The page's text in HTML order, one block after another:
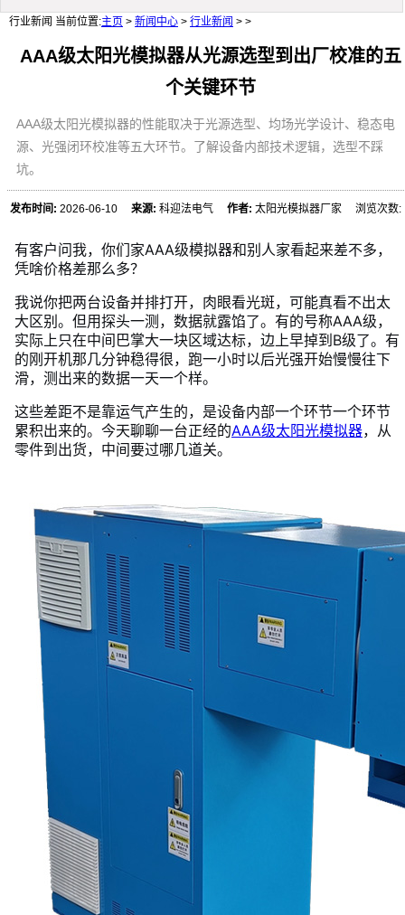
行业新闻 当前位置:主页 > 新闻中心 > 行业新闻 > >
AAA级太阳光模拟器从光源选型到出厂校准的五
个关键环节
AAA级太阳光模拟器的性能取决于光源选型、均场光学设计、稳态电
源、光强闭环校准等五大环节。了解设备内部技术逻辑，选型不踩
坑。
发布时间: 2026-06-10来源: 科迎法电气作者: 太阳光模拟器厂家 浏览次数:
有客户问我，你们家AAA级模拟器和别人家看起来差不多，
凭啥价格差那么多？
我说你把两台设备并排打开，肉眼看光斑，可能真看不出太
大区别。但用探头一测，数据就露馅了。有的号称AAA级，
实际上只在中间巴掌大一块区域达标，边上早掉到B级了。有
的刚开机那几分钟稳得很，跑一小时以后光强开始慢慢往下
滑，测出来的数据一天一个样。
这些差距不是靠运气产生的，是设备内部一个环节一个环节
累积出来的。今天聊聊一台正经的AAA级太阳光模拟器，从
零件到出货，中间要过哪几道关。